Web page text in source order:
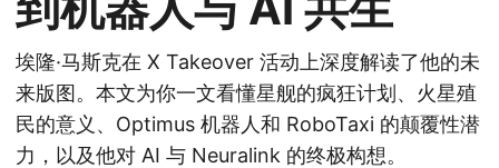
埃隆·马斯克在 X Takeover 活动上深度解读了他的未
来版图。本文为你一文看懂星舰的疯狂计划、火星殖
民的意义、Optimus 机器人和 RoboTaxi 的颠覆性潜
力，以及他对 AI 与 Neuralink 的终极构想。